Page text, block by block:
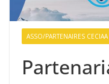
ASSO/PARTENAIRES CECIAA